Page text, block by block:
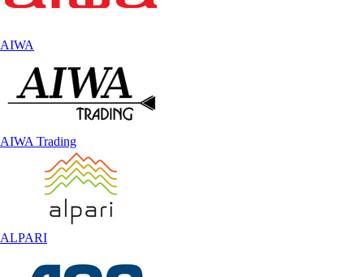
AIWA
AIWA Trading
ALPARI